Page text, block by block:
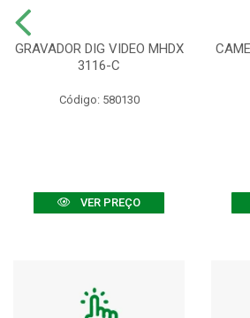
GRAVADOR DIG VIDEO MHDX
3116-C
Código: 580130
VER PREÇO